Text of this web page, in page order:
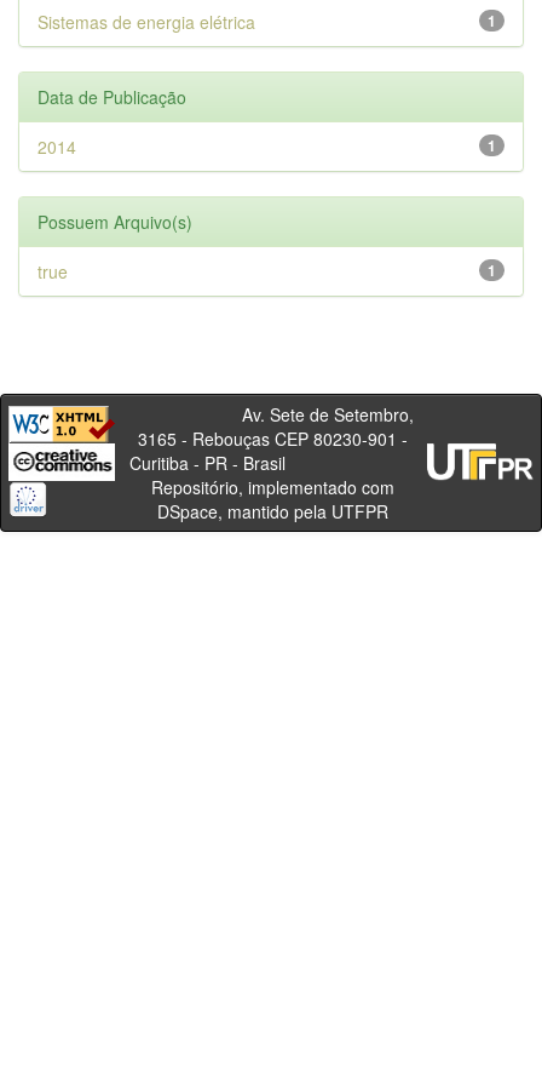
1
Sistemas de energia elétrica
Data de Publicação
1
2014
Possuem Arquivo(s)
1
true
Av. Sete de Setembro,
3165 - Rebouças CEP 80230-901 -
Curitiba - PR - Brasil
Repositório, implementado com
DSpace, mantido pela UTFPR